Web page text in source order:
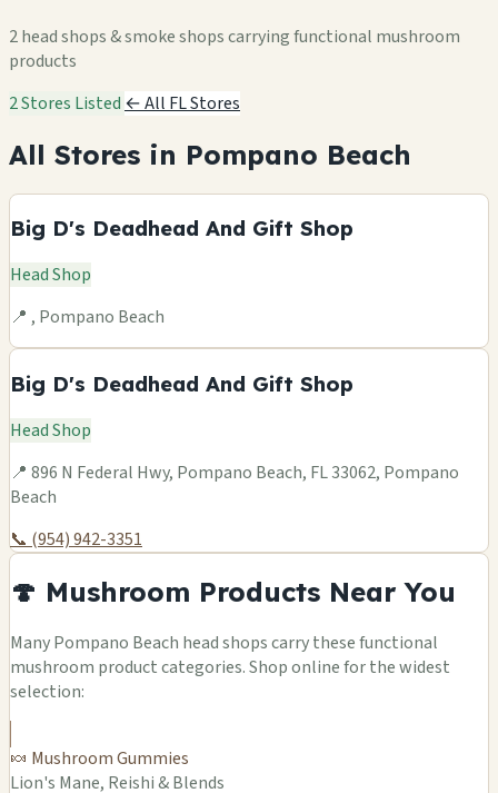
2 head shops & smoke shops carrying functional mushroom
products
2 Stores Listed ← All FL Stores
All Stores in Pompano Beach
Big D's Deadhead And Gift Shop
Head Shop
📍 , Pompano Beach
Big D's Deadhead And Gift Shop
Head Shop
📍 896 N Federal Hwy, Pompano Beach, FL 33062, Pompano
Beach
📞 (954) 942-3351
🍄 Mushroom Products Near You
Many Pompano Beach head shops carry these functional
mushroom product categories. Shop online for the widest
selection:
🍬 Mushroom Gummies
Lion's Mane, Reishi & Blends